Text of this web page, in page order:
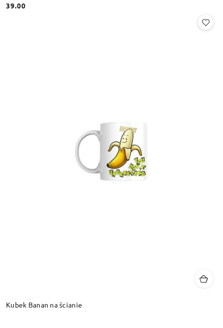
Cena:
39.00
Kubek Banan na ścianie